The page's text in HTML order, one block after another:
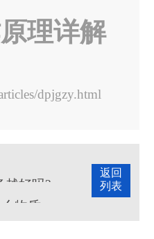
理详解
dpjgzy.html
返回
列表
越好吗?